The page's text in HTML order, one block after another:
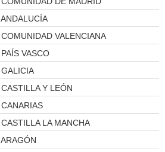
ANDALUCÍA
COMUNIDAD VALENCIANA
PAÍS VASCO
GALICIA
CASTILLA Y LEÓN
CANARIAS
CASTILLA LA MANCHA
ARAGÓN